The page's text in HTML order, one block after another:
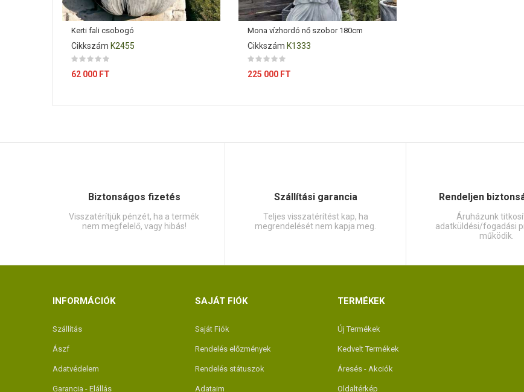
Kerti fali csobogó
Cikkszám K2455
Ár
62 000 FT
Mona vízhordó nő szobor 180cm
Cikkszám K1333
Ár
225 000 FT
Biztonságos fizetés
Visszatérítjük pénzét, ha a termék
nem megfelelő, vagy hibás!
Szállítási garancia
Teljes visszatérítést kap, ha
megrendelését nem kapja meg.
Rendeljen
Áruházunk
adatküldési/fogadási
működik.
INFORMÁCIÓK
Szállítás
Ászf
Adatvédelem
Garancia - Elállás
SAJÁT FIÓK
Saját Fiók
Rendelés előzmények
Rendelés státuszok
Adataim
TERMÉKEK
Új Termékek
Kedvelt Termékek
Áresés - Akciók
Oldaltérkép